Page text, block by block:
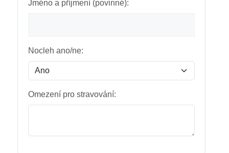
Jméno a příjmení (povinné):
Nocleh ano/ne:
Omezení pro stravování: